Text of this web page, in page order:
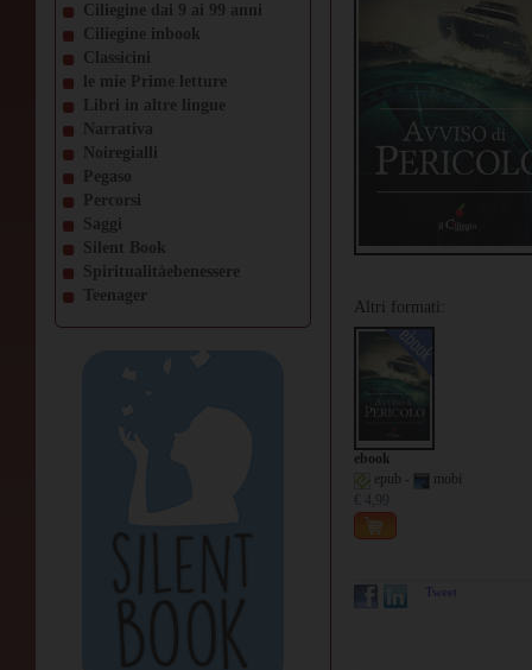
Ciliegine dai 9 ai 99 anni
Ciliegine inbook
Classicini
le mie Prime letture
Libri in altre lingue
Narrativa
Noiregialli
Pegaso
Percorsi
Saggi
Silent Book
Spiritualitàebenessere
Teenager
Altri formati:
ebook
epub -
mobi
€ 4,99
Tweet